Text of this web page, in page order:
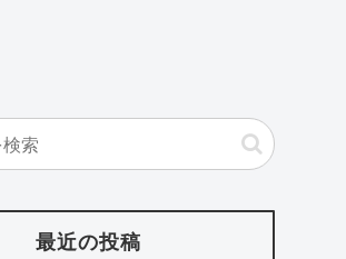
最近の投稿